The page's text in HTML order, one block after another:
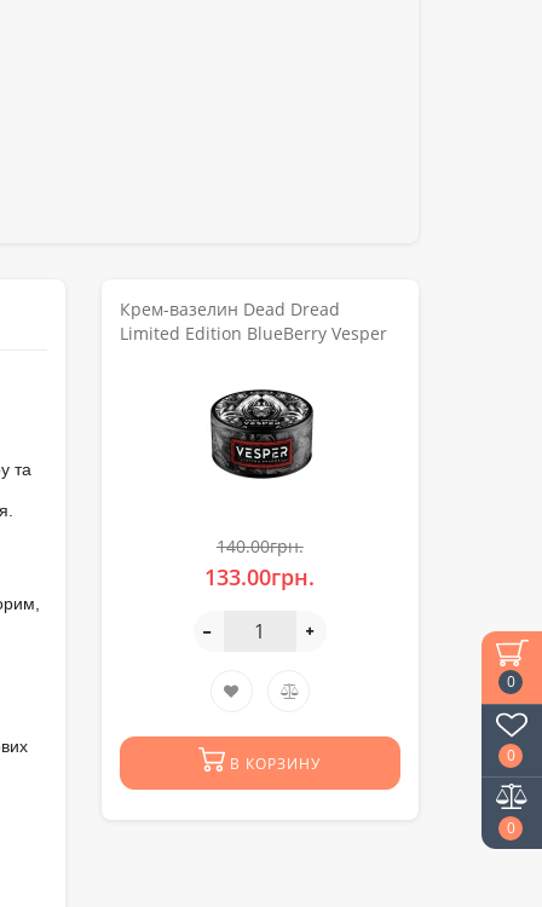
0
0
0
та
Крем-вазелин Dead Dread
Limited Edition BlueBerry Vesper
140.00грн.
133.00грн.
В КОРЗИНУ